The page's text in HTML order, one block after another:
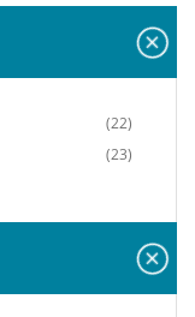
(22)
(23)